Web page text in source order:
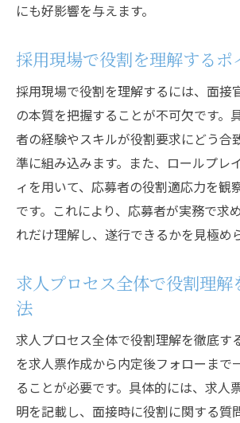
にも好影響を与えます。
採用現場で役割を理解するポ
採用現場で役割を理解するには、面接
の本質を把握することが不可欠です。
者の経験やスキルが役割要求にどう合
準に組み込みます。また、ロールプレ
ィを用いて、応募者の役割適応力を観
です。これにより、応募者が実務で求
れだけ理解し、遂行できるかを見極め
求人プロセス全体で役割理解
法
求人プロセス全体で役割理解を徹底す
を求人票作成から内定後フォローまで
ることが必要です。具体的には、求人
明を記載し、面接時に役割に関する質